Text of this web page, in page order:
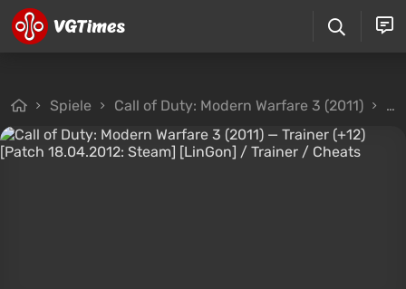
Spiele Call of Duty: Modern Warfare 3 (2011)